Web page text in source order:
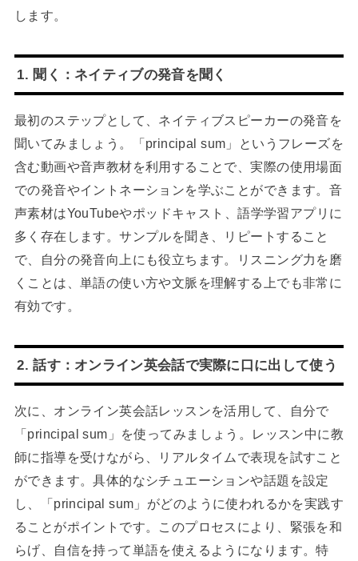
します。
1. 聞く：ネイティブの発音を聞く
最初のステップとして、ネイティブスピーカーの発音を
聞いてみましょう。「principal sum」というフレーズを
含む動画や音声教材を利用することで、実際の使用場面
での発音やイントネーションを学ぶことができます。音
声素材はYouTubeやポッドキャスト、語学学習アプリに
多く存在します。サンプルを聞き、リピートすること
で、自分の発音向上にも役立ちます。リスニング力を磨
くことは、単語の使い方や文脈を理解する上でも非常に
有効です。
2. 話す：オンライン英会話で実際に口に出して使う
次に、オンライン英会話レッスンを活用して、自分で
「principal sum」を使ってみましょう。レッスン中に教
師に指導を受けながら、リアルタイムで表現を試すこと
ができます。具体的なシチュエーションや話題を設定
し、「principal sum」がどのように使われるかを実践す
ることがポイントです。このプロセスにより、緊張を和
らげ、自信を持って単語を使えるようになります。特